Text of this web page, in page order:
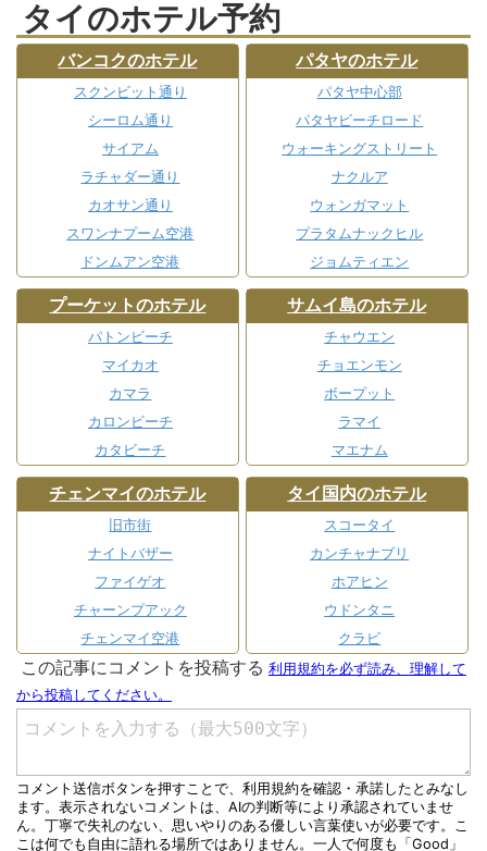
タイのホテル予約
バンコクのホテル
スクンビット通り
シーロム通り
サイアム
ラチャダー通り
カオサン通り
スワンナプーム空港
ドンムアン空港
パタヤのホテル
パタヤ中心部
パタヤビーチロード
ウォーキングストリート
ナクルア
ウォンガマット
プラタムナックヒル
ジョムティエン
プーケットのホテル
パトンビーチ
マイカオ
カマラ
カロンビーチ
カタビーチ
サムイ島のホテル
チャウエン
チョエンモン
ボープット
ラマイ
マエナム
チェンマイのホテル
旧市街
ナイトバザー
ファイゲオ
チャーンプアック
チェンマイ空港
タイ国内のホテル
スコータイ
カンチャナブリ
ホアヒン
ウドンタニ
クラビ